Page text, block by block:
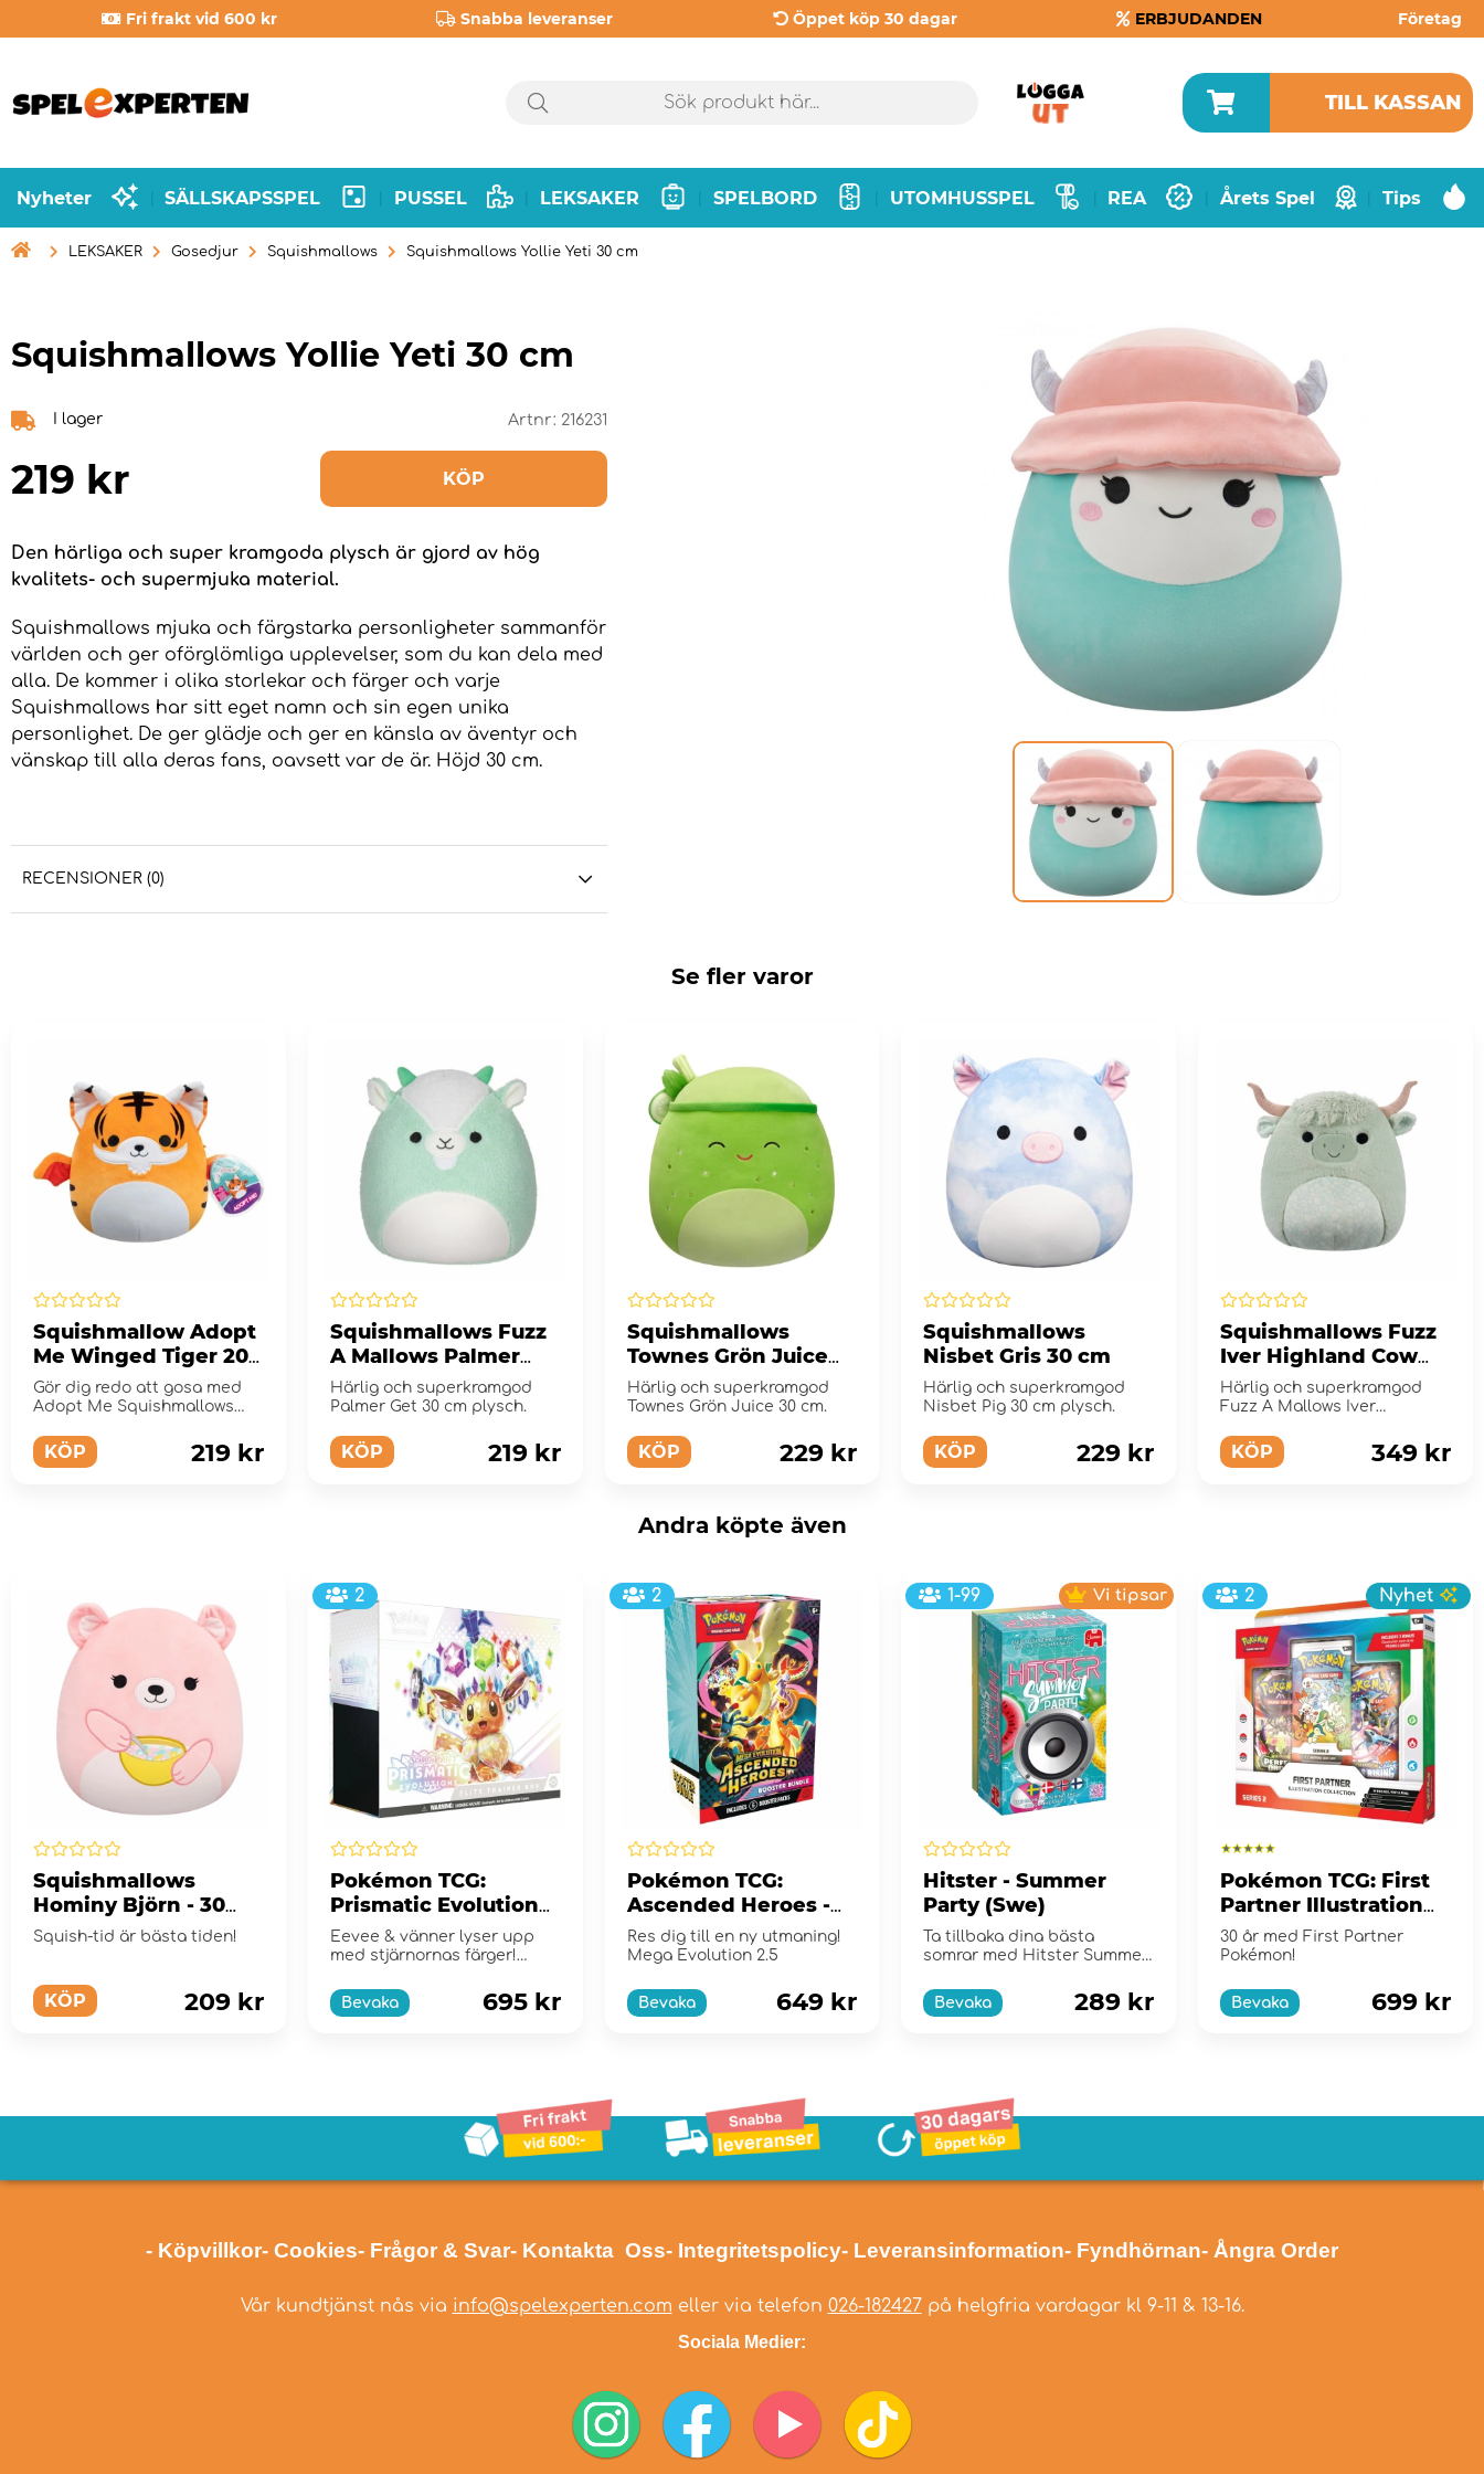
Fri frakt vid 600 kr Snabba leveranser Öppet köp 30 dagar ERBJUDANDEN Företag
TILL KASSAN
Nyheter SÄLLSKAPSSPEL PUSSEL LEKSAKER SPELBORD UTOMHUSSPEL REA Årets Spel Tips
 LEKSAKER Gosedjur Squishmallows Squishmallows Yollie Yeti 30 cm
Squishmallows Yollie Yeti 30 cm
I lager Artnr: 216231
219 kr KÖP
Den härliga och super kramgoda plysch är gjord av hög
kvalitets- och supermjuka material.
Squishmallows mjuka och färgstarka personligheter sammanför
världen och ger oförglömliga upplevelser, som du kan dela med
alla. De kommer i olika storlekar och färger och varje
Squishmallows har sitt eget namn och sin egen unika
personlighet. De ger glädje och ger en känsla av äventyr och
vänskap till alla deras fans, oavsett var de är. Höjd 30 cm.
RECENSIONER (0)
Se fler varor
Squishmallow Adopt
Me Winged Tiger 20
cm
Gör dig redo att gosa med
Adopt Me Squishmallows
KÖP 219 kr
Squishmallows Fuzz
A Mallows Palmer
Get 30 cm
Härlig och superkramgod
Palmer Get 30 cm plysch.
KÖP 219 kr
Squishmallows
Townes Grön Juice
30 cm
Härlig och superkramgod
Townes Grön Juice 30 cm.
KÖP 229 kr
Squishmallows
Nisbet Gris 30 cm
Härlig och superkramgod
Nisbet Pig 30 cm plysch.
KÖP 229 kr
Squishmallows Fuzz
Iver Highland Cow
40 cm
Härlig och superkramgod
Fuzz A Mallows Iver
KÖP 349 kr
Andra köpte även
Squishmallows
Hominy Björn - 30
cm
Squish-tid är bästa tiden!
KÖP 209 kr
2
Pokémon TCG:
Prismatic Evolutions
Elite Trainer Box
Eevee & vänner lyser upp
med stjärnornas färger!
Bevaka
695 kr
2
Pokémon TCG:
Ascended Heroes -
Booster Bundle
Res dig till en ny utmaning!
Mega Evolution 2.5
Bevaka 649 kr
1-99 Vi tipsar
Hitster - Summer
Party (Swe)
Ta tillbaka dina bästa
somrar med Hitster Summer
Bevaka
289 kr
2 Nyhet
Pokémon TCG: First
Partner Illustration
Collection - Series 2
30 år med First Partner
Pokémon!
Bevaka 699 kr
- Köpvillkor- Cookies- Frågor & Svar- Kontakta Oss- Integritetspolicy- Leveransinformation- Fyndhörnan- Ångra Order
Vår kundtjänst nås via info@spelexperten.com eller via telefon 026-182427på helgfria vardagar kl 9-11 & 13-16.
Sociala Medier: